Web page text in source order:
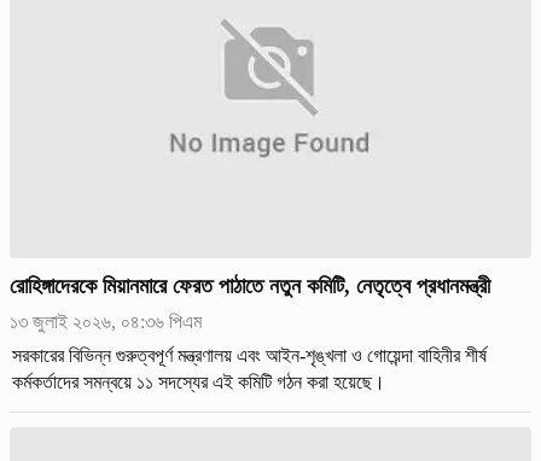
রোহিঙ্গাদেরকে মিয়ানমারে ফেরত পাঠাতে নতুন কমিটি, নেতৃত্বে প্রধানমন্ত্রী
১৩ জুলাই ২০২৬, ০৪:৩৬ পিএম
সরকারের বিভিন্ন গুরুত্বপূর্ণ মন্ত্রণালয় এবং আইন-শৃঙ্খলা ও গোয়েন্দা বাহিনীর শীর্ষ
কর্মকর্তাদের সমন্বয়ে ১১ সদস্যের এই কমিটি গঠন করা হয়েছে।